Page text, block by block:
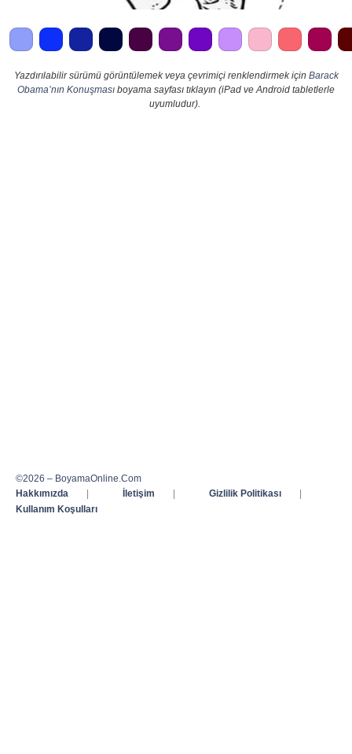
Yazdırılabilir sürümü görüntülemek veya çevrimiçi renklendirmek için Barack
Obama’nın Konuşması boyama sayfası tıklayın (iPad ve Android tabletlerle
uyumludur).
©2026 – BoyamaOnline.Com
Hakkımızda
| İletişim | Gizlilik Politikası
|
Kullanım Koşulları